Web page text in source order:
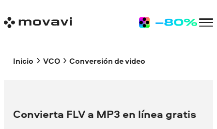
Inicio VCO Conversión de video
Convierta FLV a MP3 en línea gratis